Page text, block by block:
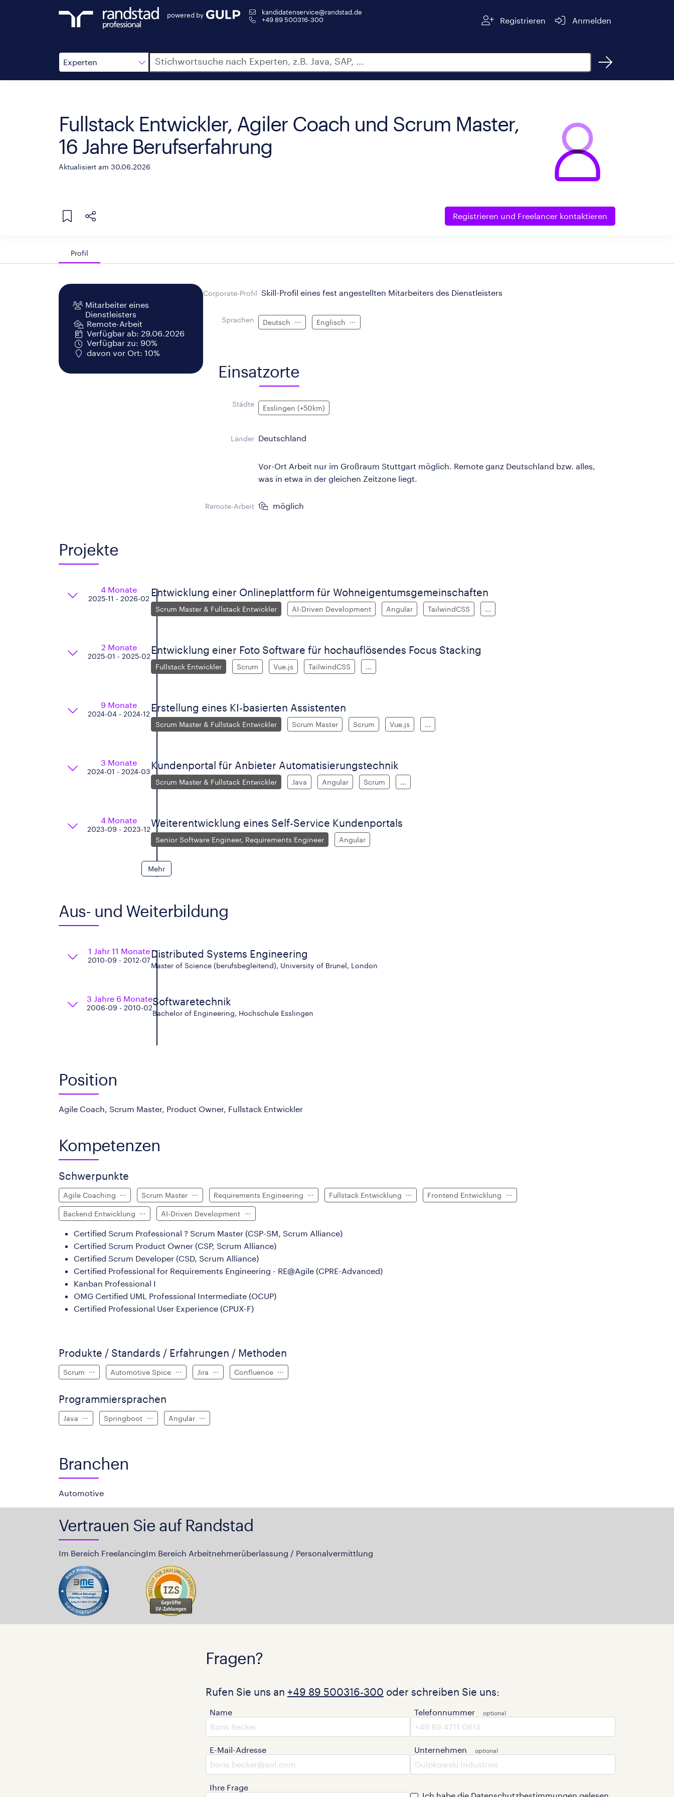
powered by
kandidatenservice@randstad.de
+49 89 500316-300
Registrieren Anmelden
Experten
Suche
Fullstack Entwickler, Agiler Coach und Scrum Master,
16 Jahre Berufserfahrung
Aktualisiert am 30.06.2026
Registrieren und Freelancer kontaktieren
Profil
Mitarbeiter eines
Dienstleisters
Remote-Arbeit
Verfügbar ab: 29.06.2026
Verfügbar zu: 90%
davon vor Ort: 10%
Corporate-Profil Skill-Profil eines fest angestellten Mitarbeiters des Dienstleisters
Sprachen Deutsch Englisch
Einsatzorte
Städte Esslingen (+50km)
Länder Deutschland
Vor-Ort Arbeit nur im Großraum Stuttgart möglich. Remote ganz Deutschland bzw. alles,
was in etwa in der gleichen Zeitzone liegt.
Remote-Arbeit möglich
Projekte
4 Monate
2025-11 - 2026-02
Entwicklung einer Onlineplattform für Wohneigentumsgemeinschaften
Scrum Master & Fullstack Entwickler AI-Driven Development Angular TailwindCSS ...
2 Monate
2025-01 - 2025-02
Entwicklung einer Foto Software für hochauflösendes Focus Stacking
Fullstack Entwickler Scrum Vue.js TailwindCSS ...
9 Monate
2024-04 - 2024-12
Erstellung eines KI-basierten Assistenten
Scrum Master & Fullstack Entwickler Scrum Master Scrum Vue.js ...
3 Monate
2024-01 - 2024-03
Kundenportal für Anbieter Automatisierungstechnik
Scrum Master & Fullstack Entwickler Java Angular Scrum ...
4 Monate
2023-09 - 2023-12
Weiterentwicklung eines Self-Service Kundenportals
Senior Software Engineer, Requirements Engineer Angular
Mehr
Aus- und Weiterbildung
1 Jahr 11 Monate
2010-09 - 2012-07
Distributed Systems Engineering
Master of Science (berufsbegleitend), University of Brunel, London
3 Jahre 6 Monate
2006-09 - 2010-02
Softwaretechnik
Bachelor of Engineering, Hochschule Esslingen
Position
Agile Coach, Scrum Master, Product Owner, Fullstack Entwickler
Kompetenzen
Schwerpunkte
Agile Coaching Scrum Master Requirements Engineering Fullstack Entwicklung Frontend Entwicklung
Backend Entwicklung AI-Driven Development
Certified Scrum Professional ? Scrum Master (CSP-SM, Scrum Alliance)
Certified Scrum Product Owner (CSP, Scrum Alliance)
Certified Scrum Developer (CSD, Scrum Alliance)
Certified Professional for Requirements Engineering - RE@Agile (CPRE-Advanced)
Kanban Professional I
OMG Certified UML Professional Intermediate (OCUP)
Certified Professional User Experience (CPUX-F)
Produkte / Standards / Erfahrungen / Methoden
Scrum Automotive Spice Jira Confluence
Programmiersprachen
Java Springboot Angular
Branchen
Automotive
Vertrauen Sie auf Randstad
Im Bereich FreelancingIm Bereich Arbeitnehmerüberlassung / Personalvermittlung
Fragen?
Rufen Sie uns an +49 89 500316-300 oder schreiben Sie uns:
Name
E-Mail-Adresse
Ihre Frage
Telefonnummer
Unternehmen